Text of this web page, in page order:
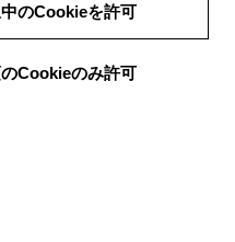
のCookieを許可
Cookieのみ許可
メニュー